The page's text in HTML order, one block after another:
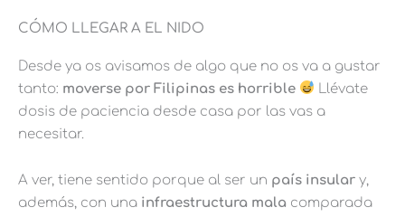
CÓMO LLEGAR A EL NIDO
Desde ya os avisamos de algo que no os va a gustar
tanto: moverse por Filipinas es horrible
Llévate
dosis de paciencia desde casa por las vas a
necesitar.
A ver, tiene sentido porque al ser un país insular y,
además, con una infraestructura mala comparada